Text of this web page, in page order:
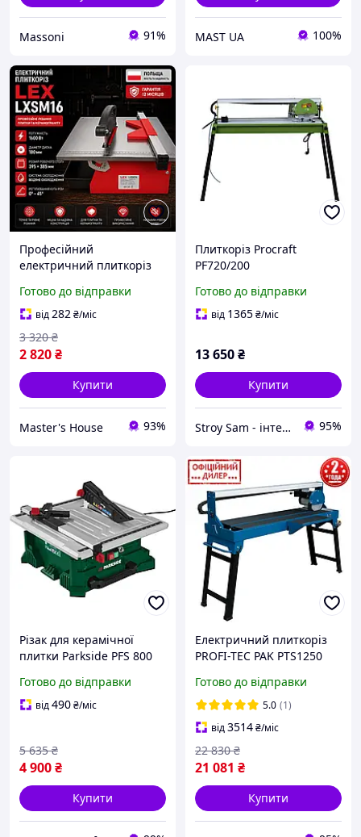
Massoni 91% MAST UA 100%
Професійний
електричний плиткоріз
Універсальний плиткоріз
2950 об/хв диск 180 мм
різ під 45 Мокре різання
Чехія
Готово до відправки
від282₴/міс
2 820₴
3 320 ₴
Купити
Master's House 93%
Плиткоріз Procraft
PF720/200
Готово до відправки
від 1365₴/міс
13 650₴
Купити
Stroy Sam - інтернет магазин інструментів 95%
Різак для керамічної
плитки Parkside PFS 800
Плиткорізна пилка
Готово до відправки
від490₴/міс
4 900₴
5 635 ₴
Купити
Електричний плиткоріз
PROFI-TEC PAK PTS1250
2950 об/хв) Верстат для
різання плитки
Готово до відправки
5.0 (1)
від3514₴/міс
21 081 ₴
22 830 ₴
Купити